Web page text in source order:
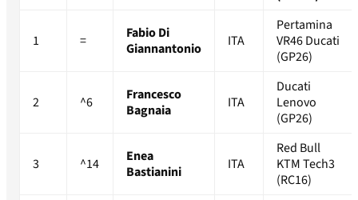
1 =
Fabio Di
Giannantonio
ITA
Pertamina
VR46 Ducati
(GP26)
2 ^6
Francesco
Bagnaia
ITA
Ducati
Lenovo
(GP26)
3 ^14
Enea
Bastianini
ITA
Red Bull
KTM Tech3
(RC16)